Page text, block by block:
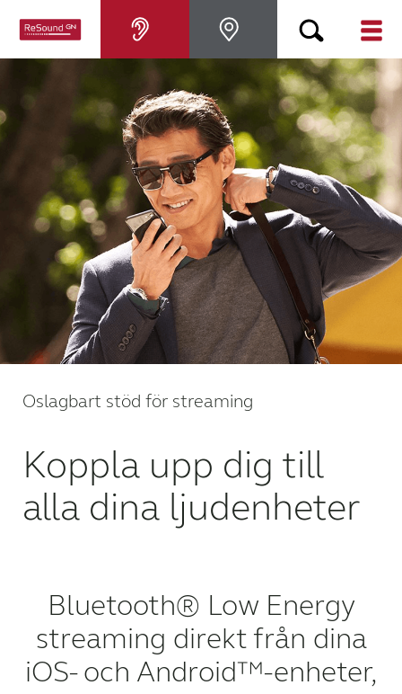
Om nedsatt hörsel
Hjälp
Varför ReSound?
FÖR AUDIONOMER
Australia Brasil
Canada Česká republika
China Danmark
Oslagbart stöd för streaming
Koppla upp dig till
alla dina ljudenheter
Bluetooth® Low Energy
streaming direkt från dina
iOS- och Android™-enheter,